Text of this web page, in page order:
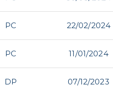
PC 22/02/2024
PC 11/01/2024
DP 07/12/2023